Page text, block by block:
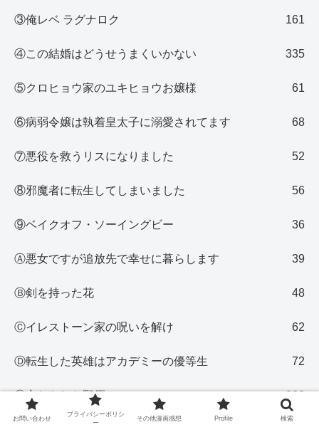
③俺レベ ラグナロク 161
④この結婚はどうせうまくいかない 335
⑤クロヒョウ家のユキヒョウお嬢様 61
⑥病弱令嬢は執着皇太子に溺愛されてます 68
⑦悪役を救うリスになりました 52
⑧邪魔者に転生してしまいました 56
⑨ベイクオフ・ソーイングビー 36
Ⓐ悪女ですが追放先で幸せに暮らします 39
Ⓑ剣を持った花 48
Ⓒイレストーン家の呪いを解け 62
Ⓓ転生した英雄はアカデミーの優等生 72
Ⓔ忘れられた野原 282
お問い合わせ
プライバシーポリシ
ー
その他漫画感想 Profile 検索